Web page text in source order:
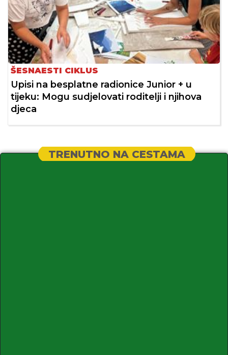
ŠESNAESTI CIKLUS
Upisi na besplatne radionice Junior + u
tijeku: Mogu sudjelovati roditelji i njihova
djeca
TRENUTNO NA CESTAMA